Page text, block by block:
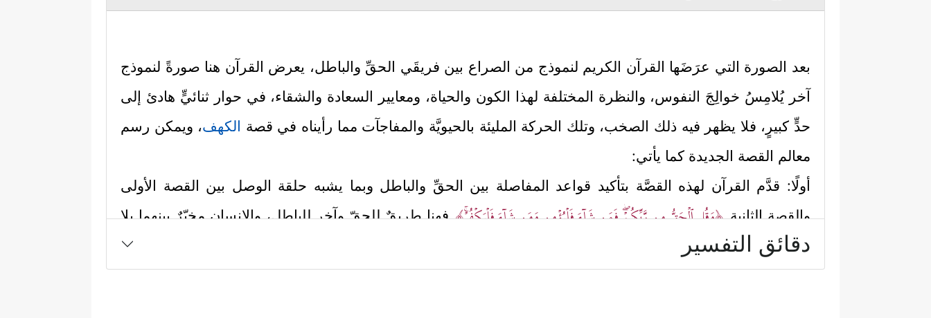
بعد الصورة التي عرَضَها القرآن الكريم لنموذج من الصراع بين فريقَي الحقِّ والباطل، يعرض القرآن هنا صورةً لنموذج
آخر يُلامِسُ خوالِجَ النفوس، والنظرة المختلفة لهذا الكون والحياة، ومعايير السعادة والشقاء، في حوار ثنائيٍّ هادئ إلى
حدٍّ كبيرٍ، فلا يظهر فيه ذلك الصخب، وتلك الحركة المليئة بالحيويَّة والمفاجآت مما رأيناه في قصة الكهف، ويمكن رسم
معالم القصة الجديدة كما يأتي:
أولًا: قدَّم القرآن لهذه القصَّة بتأكيد قواعد المفاصلة بين الحقِّ والباطل وبما يشبه حلقة الوصل بين القصة الأولى
والقصة الثانية﴿وَقُلِ ٱلۡحَقُّ مِن رَّبِّكُمۡۖ فَمَن شَاۤءَ فَلۡیُؤۡمِن وَمَن شَاۤءَ فَلۡیَكۡفُرۡۚ﴾فهنا طريقٌ للحقّ وآخر للباطل، والإنسان مخيّرٌ بينهما بلا
إجبارٍ ولا إكراهٍ، وهو يتحمل مسؤوليته الكاملة في هذا الخيار
هذه هي عاقبة
دقائق التفسير